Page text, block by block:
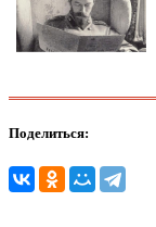
Поделиться: